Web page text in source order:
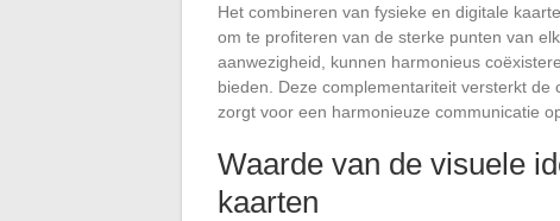
Het combineren van fysieke en digitale
om te profiteren van de sterke punten van
aanwezigheid, kunnen harmonieus
bieden. Deze complementariteit versterkt
zorgt voor een harmonieuze communicatie
Waarde van de visuele
kaarten